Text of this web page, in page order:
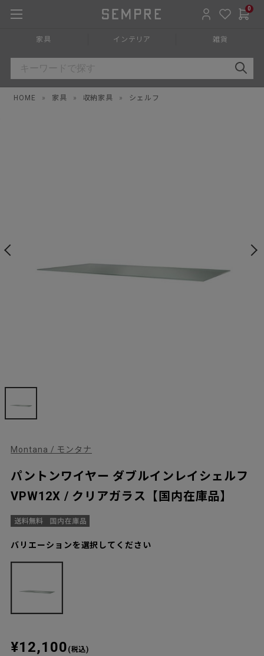
0
家具 インテリア 雑貨
HOME » 家具 » 収納家具 » シェルフ
Montana / モンタナ
パントンワイヤー ダブルインレイシェルフ
VPW12X / クリアガラス【国内在庫品】
バリエーションを選択してください
¥12,100 (税込)